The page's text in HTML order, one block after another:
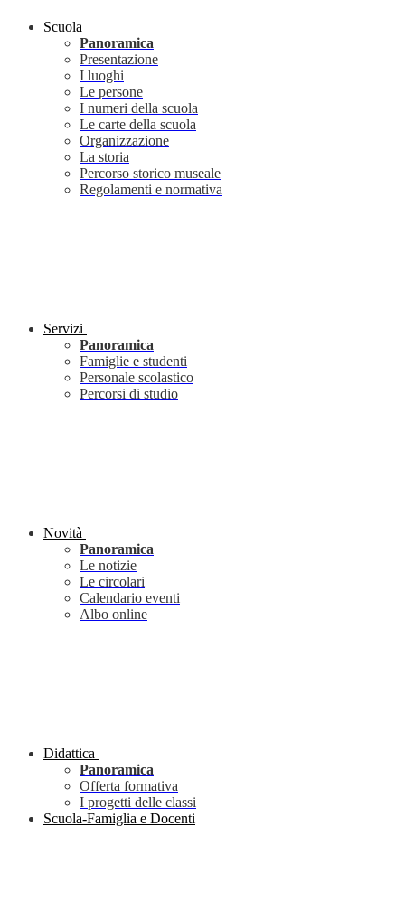
Scuola
Panoramica
Presentazione
I luoghi
Le persone
I numeri della scuola
Le carte della scuola
Organizzazione
La storia
Percorso storico museale
Regolamenti e normativa
Servizi
Panoramica
Famiglie e studenti
Personale scolastico
Percorsi di studio
Novità
Panoramica
Le notizie
Le circolari
Calendario eventi
Albo online
Didattica
Panoramica
Offerta formativa
I progetti delle classi
Scuola-Famiglia e Docenti